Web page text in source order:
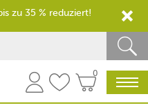
0
zu 35 % reduziert!